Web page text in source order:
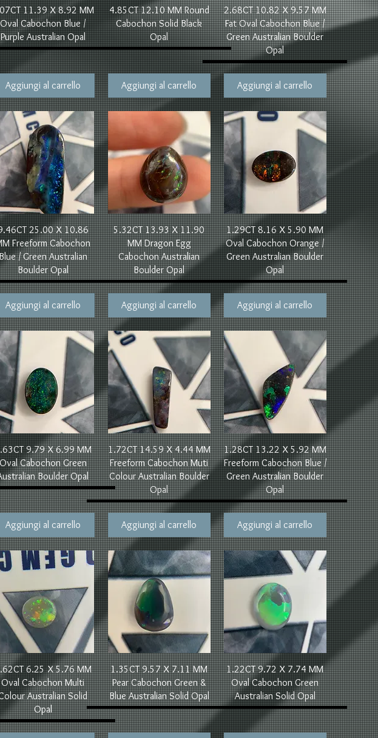
Vista rapida
11.39 X 8.92 MM
Oval Cabochon Blue /
Purple Australian Opal
Aggiungi al carrello
Vista rapida
4.85CT 12.10 MM Round
Cabochon Solid Black
Opal
Aggiungi al carrello
Vista rapida
2.68CT 10.82 X 9.57 MM
Fat Oval Cabochon Blue /
Green Australian Boulder
Opal
Aggiungi al carrello
Vista rapida
25.00 X 10.86
Freeform Cabochon
/ Green Australian
Boulder Opal
Aggiungi al carrello
Vista rapida
5.32CT 13.93 X 11.90
MM Dragon Egg
Cabochon Australian
Boulder Opal
Aggiungi al carrello
Vista rapida
1.29CT 8.16 X 5.90 MM
Oval Cabochon Orange /
Green Australian Boulder
Opal
Aggiungi al carrello
Vista rapida
9.79 X 6.99 MM
Cabochon Green
Boulder Opal
Aggiungi al carrello
Vista rapida
1.72CT 14.59 X 4.44 MM
Freeform Cabochon Muti
Colour Australian Boulder
Opal
Aggiungi al carrello
Vista rapida
1.28CT 13.22 X 5.92 MM
Freeform Cabochon Blue /
Green Australian Boulder
Opal
Aggiungi al carrello
Vista rapida
6.25 X 5.76 MM
Oval Cabochon Multi
Australian Solid
Opal
Vista rapida
1.35CT 9.57 X 7.11 MM
Pear Cabochon Green &
Blue Australian Solid Opal
Vista rapida
1.22CT 9.72 X 7.74 MM
Oval Cabochon Green
Australian Solid Opal